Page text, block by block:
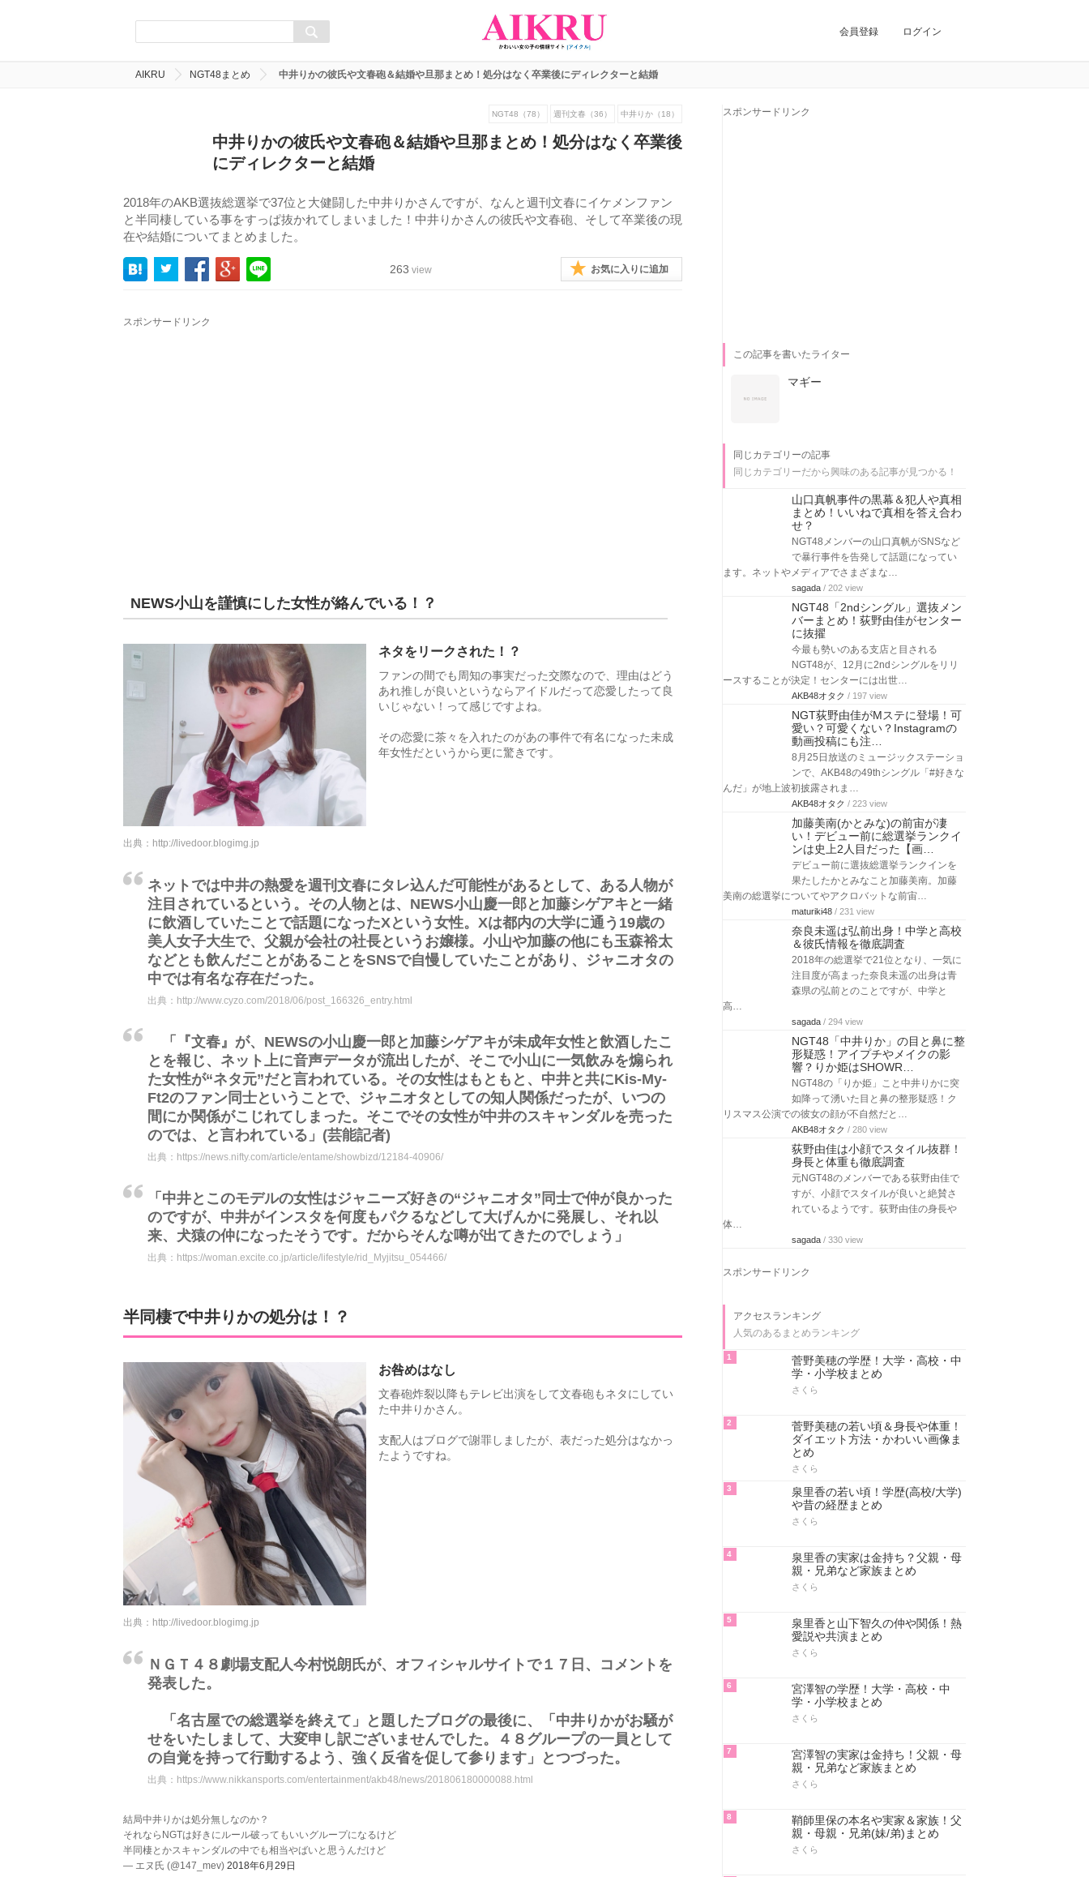
会員登録 ログイン
AIKRU NGT48まとめ 中井りかの彼氏や文春砲＆結婚や旦那まとめ！処分はなく卒業後にディレクターと結婚
NGT48（78） 週刊文春（36） 中井りか（18）
中井りかの彼氏や文春砲＆結婚や旦那まとめ！処分はなく卒業後
にディレクターと結婚
2018年のAKB選抜総選挙で37位と大健闘した中井りかさんですが、なんと週刊文春にイケメンファン
と半同棲している事をすっぱ抜かれてしまいました！中井りかさんの彼氏や文春砲、そして卒業後の現
在や結婚についてまとめました。
263 view お気に入りに追加
スポンサードリンク
NEWS小山を謹慎にした女性が絡んでいる！？
ネタをリークされた！？
ファンの間でも周知の事実だった交際なので、理由はどう
あれ推しが良いというならアイドルだって恋愛したって良
いじゃない！って感じですよね。
その恋愛に茶々を入れたのがあの事件で有名になった未成
年女性だというから更に驚きです。
出典： http://livedoor.blogimg.jp
ネットでは中井の熱愛を週刊文春にタレ込んだ可能性があるとして、ある人物が
注目されているという。その人物とは、NEWS小山慶一郎と加藤シゲアキと一緒
に飲酒していたことで話題になったXという女性。Xは都内の大学に通う19歳の
美人女子大生で、父親が会社の社長というお嬢様。小山や加藤の他にも玉森裕太
などとも飲んだことがあることをSNSで自慢していたことがあり、ジャニオタの
中では有名な存在だった。
出典： http://www.cyzo.com/2018/06/post_166326_entry.html
「『文春』が、NEWSの小山慶一郎と加藤シゲアキが未成年女性と飲酒したこ
とを報じ、ネット上に音声データが流出したが、そこで小山に一気飲みを煽られ
た女性が“ネタ元”だと言われている。その女性はもともと、中井と共にKis-My-
Ft2のファン同士ということで、ジャニオタとしての知人関係だったが、いつの
間にか関係がこじれてしまった。そこでその女性が中井のスキャンダルを売った
のでは、と言われている」(芸能記者)
出典： https://news.nifty.com/article/entame/showbizd/12184-40906/
「中井とこのモデルの女性はジャニーズ好きの“ジャニオタ”同士で仲が良かった
のですが、中井がインスタを何度もパクるなどして大げんかに発展し、それ以
来、犬猿の仲になったそうです。だからそんな噂が出てきたのでしょう」
出典： https://woman.excite.co.jp/article/lifestyle/rid_Myjitsu_054466/
半同棲で中井りかの処分は！？
お咎めはなし
文春砲炸裂以降もテレビ出演をして文春砲もネタにしてい
た中井りかさん。
支配人はブログで謝罪しましたが、表だった処分はなかっ
たようですね。
出典： http://livedoor.blogimg.jp
ＮＧＴ４８劇場支配人今村悦朗氏が、オフィシャルサイトで１７日、コメントを
発表した。
「名古屋での総選挙を終えて」と題したブログの最後に、「中井りかがお騒が
せをいたしまして、大変申し訳ございませんでした。４８グループの一員として
の自覚を持って行動するよう、強く反省を促して参ります」とつづった。
出典： https://www.nikkansports.com/entertainment/akb48/news/201806180000088.html
結局中井りかは処分無しなのか？
それならNGTは好きにルール破ってもいいグループになるけど
半同棲とかスキャンダルの中でも相当やばいと思うんだけど
— エヌ氏 (@147_mev) 2018年6月29日
スポンサードリンク
この記事を書いたライター
マギー
同じカテゴリーの記事
同じカテゴリーだから興味のある記事が見つかる！
山口真帆事件の黒幕＆犯人や真相
まとめ！いいねで真相を答え合わ
せ？
NGT48メンバーの山口真帆がSNSなど
で暴行事件を告発して話題になってい
ます。ネットやメディアでさまざまな…
sagada / 202 view
NGT48「2ndシングル」選抜メン
バーまとめ！荻野由佳がセンター
に抜擢
今最も勢いのある支店と目される
NGT48が、12月に2ndシングルをリリ
ースすることが決定！センターには出世…
AKB48オタク / 197 view
NGT荻野由佳がMステに登場！可
愛い？可愛くない？Instagramの
動画投稿にも注…
8月25日放送のミュージックステーショ
ンで、AKB48の49thシングル「#好きな
んだ」が地上波初披露されま…
AKB48オタク / 223 view
加藤美南(かとみな)の前宙が凄
い！デビュー前に総選挙ランクイ
ンは史上2人目だった【画…
デビュー前に選抜総選挙ランクインを
果たしたかとみなこと加藤美南。加藤
美南の総選挙についてやアクロバットな前宙…
maturiki48 / 231 view
奈良未遥は弘前出身！中学と高校
＆彼氏情報を徹底調査
2018年の総選挙で21位となり、一気に
注目度が高まった奈良未遥の出身は青
森県の弘前とのことですが、中学と
高…
sagada / 294 view
NGT48「中井りか」の目と鼻に整
形疑惑！アイプチやメイクの影
響？りか姫はSHOWR…
NGT48の「りか姫」こと中井りかに突
如降って湧いた目と鼻の整形疑惑！ク
リスマス公演での彼女の顔が不自然だと…
AKB48オタク / 280 view
荻野由佳は小顔でスタイル抜群！
身長と体重も徹底調査
元NGT48のメンバーである荻野由佳で
すが、小顔でスタイルが良いと絶賛さ
れているようです。荻野由佳の身長や
体…
sagada / 330 view
スポンサードリンク
アクセスランキング
人気のあるまとめランキング
1
菅野美穂の学歴！大学・高校・中
学・小学校まとめ
さくら
2
菅野美穂の若い頃＆身長や体重！
ダイエット方法・かわいい画像ま
とめ
さくら
3
泉里香の若い頃！学歴(高校/大学)
や昔の経歴まとめ
さくら
4
泉里香の実家は金持ち？父親・母
親・兄弟など家族まとめ
さくら
5
泉里香と山下智久の仲や関係！熱
愛説や共演まとめ
さくら
6
宮澤智の学歴！大学・高校・中
学・小学校まとめ
さくら
7
宮澤智の実家は金持ち！父親・母
親・兄弟など家族まとめ
さくら
8
鞘師里保の本名や実家＆家族！父
親・母親・兄弟(妹/弟)まとめ
さくら